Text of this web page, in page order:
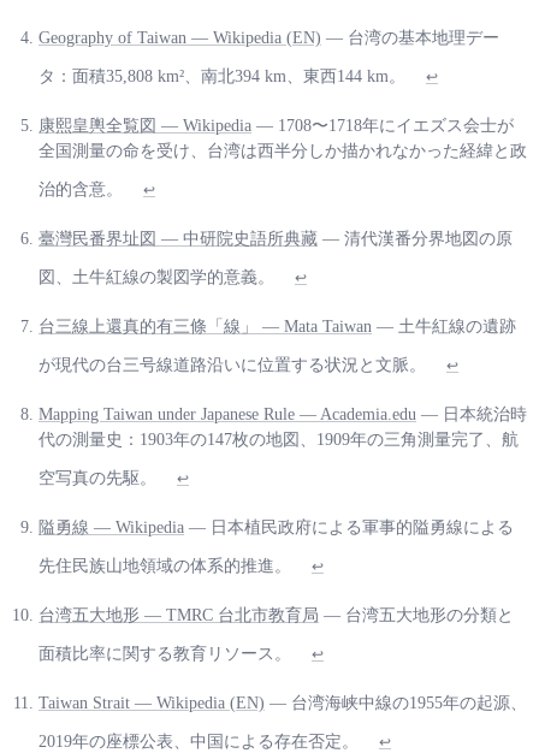
Geography of Taiwan — Wikipedia (EN) — 台湾の基本地理デー
タ：面積35,808 km²、南北394 km、東西144 km。 ↩
康熙皇輿全覧図 — Wikipedia — 1708〜1718年にイエズス会士が
全国測量の命を受け、台湾は西半分しか描かれなかった経緯と政
治的含意。 ↩
臺灣民番界址図 — 中研院史語所典藏 — 清代漢番分界地図の原
図、土牛紅線の製図学的意義。 ↩
台三線上還真的有三條「線」 — Mata Taiwan — 土牛紅線の遺跡
が現代の台三号線道路沿いに位置する状況と文脈。 ↩
Mapping Taiwan under Japanese Rule — Academia.edu — 日本統治時
代の測量史：1903年の147枚の地図、1909年の三角測量完了、航
空写真の先駆。 ↩
隘勇線 — Wikipedia — 日本植民政府による軍事的隘勇線による
先住民族山地領域の体系的推進。 ↩
台湾五大地形 — TMRC 台北市教育局 — 台湾五大地形の分類と
面積比率に関する教育リソース。 ↩
Taiwan Strait — Wikipedia (EN) — 台湾海峡中線の1955年の起源、
2019年の座標公表、中国による存在否定。 ↩